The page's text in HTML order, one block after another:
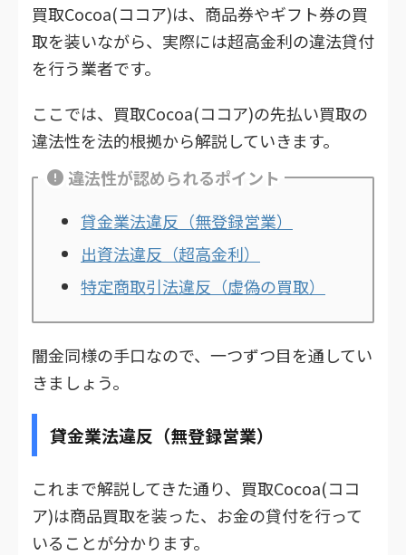
買取Cocoa(ココア)は、商品券やギフト券の買
取を装いながら、実際には超高金利の違法貸付
を行う業者です。
ここでは、買取Cocoa(ココア)の先払い買取の
違法性を法的根拠から解説していきます。
違法性が認められるポイント
貸金業法違反（無登録営業）
出資法違反（超高金利）
特定商取引法違反（虚偽の買取）
闇金同様の手口なので、一つずつ目を通してい
きましょう。
貸金業法違反（無登録営業）
これまで解説してきた通り、買取Cocoa(ココ
ア)は商品買取を装った、お金の貸付を行って
いることが分かります。